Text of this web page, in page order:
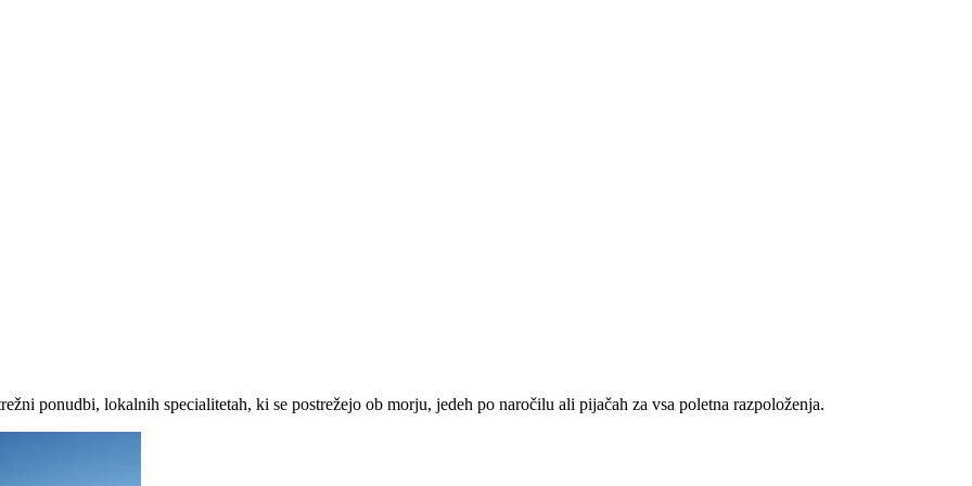
ponudbi, lokalnih specialitetah, ki se postrežejo ob morju, jedeh po naročilu ali pijačah za vsa poletna razpoloženja.